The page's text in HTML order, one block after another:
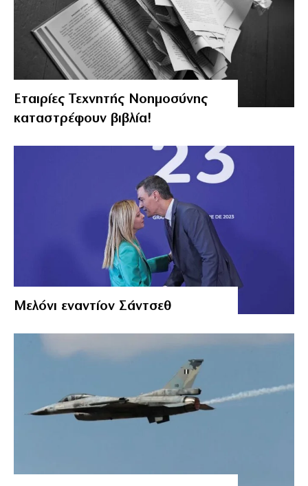
Εταιρίες Τεχνητής Νοημοσύνης
καταστρέφουν βιβλία!
Μελόνι εναντίον Σάντσεθ